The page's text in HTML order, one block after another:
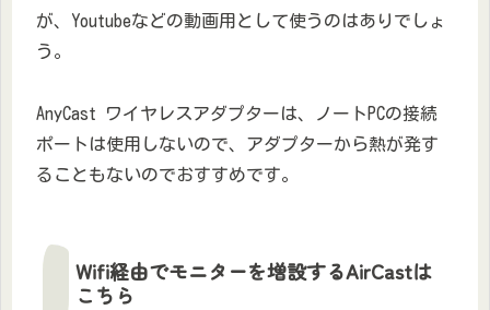
が、Youtubeなどの動画用として使うのはありでしょ
う。
AnyCast ワイヤレスアダプターは、ノートPCの接続
ポートは使用しないので、アダプターから熱が発す
ることもないのでおすすめです。
Wifi経由でモニターを増設するAirCastは
こちら